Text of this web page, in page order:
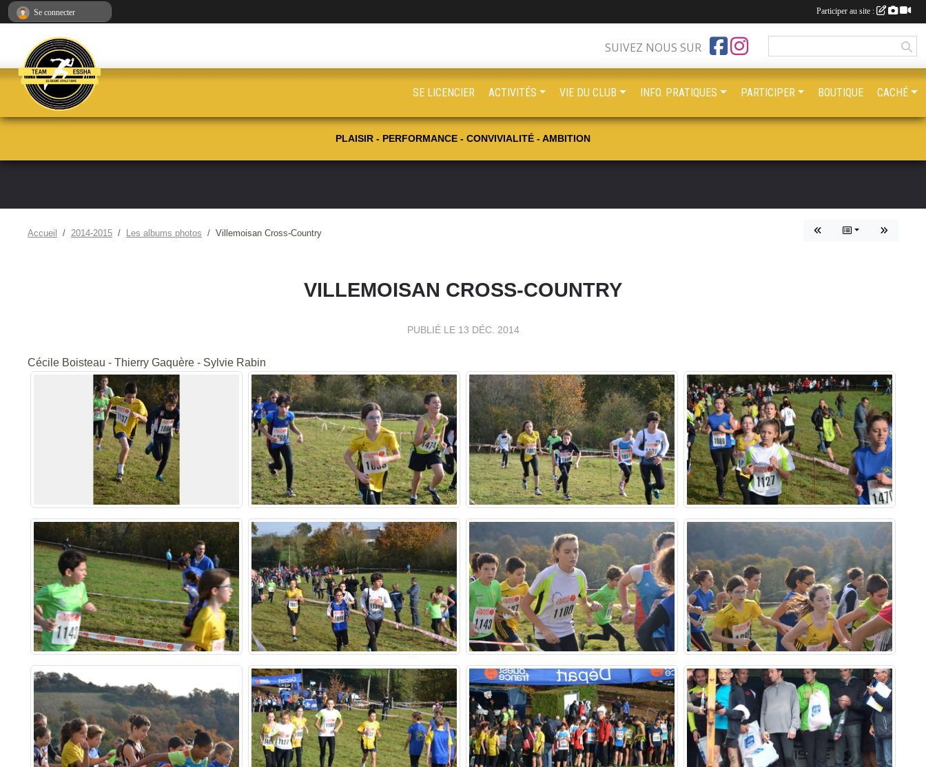
PLAISIR - PERFORMANCE - CONVIVIALITÉ - AMBITION
Accueil 2014-2015 Les albums photos Villemoisan Cross-Country
VILLEMOISAN CROSS-COUNTRY
PUBLIÉ LE 13 DÉC. 2014
Cécile Boisteau - Thierry Gaquère - Sylvie Rabin
SUIVEZ NOUS SUR
SE LICENCIER ACTIVITÉS VIE DU CLUB INFO. PRATIQUES PARTICIPER BOUTIQUE CACHÉ
Se connecter Participer au site :
Panneau de gestion des cookies